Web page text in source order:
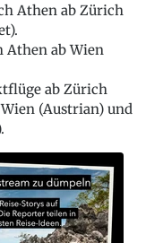
Athen ab Zürich
Athen ab Wien
ab Zürich
(Austrian) und